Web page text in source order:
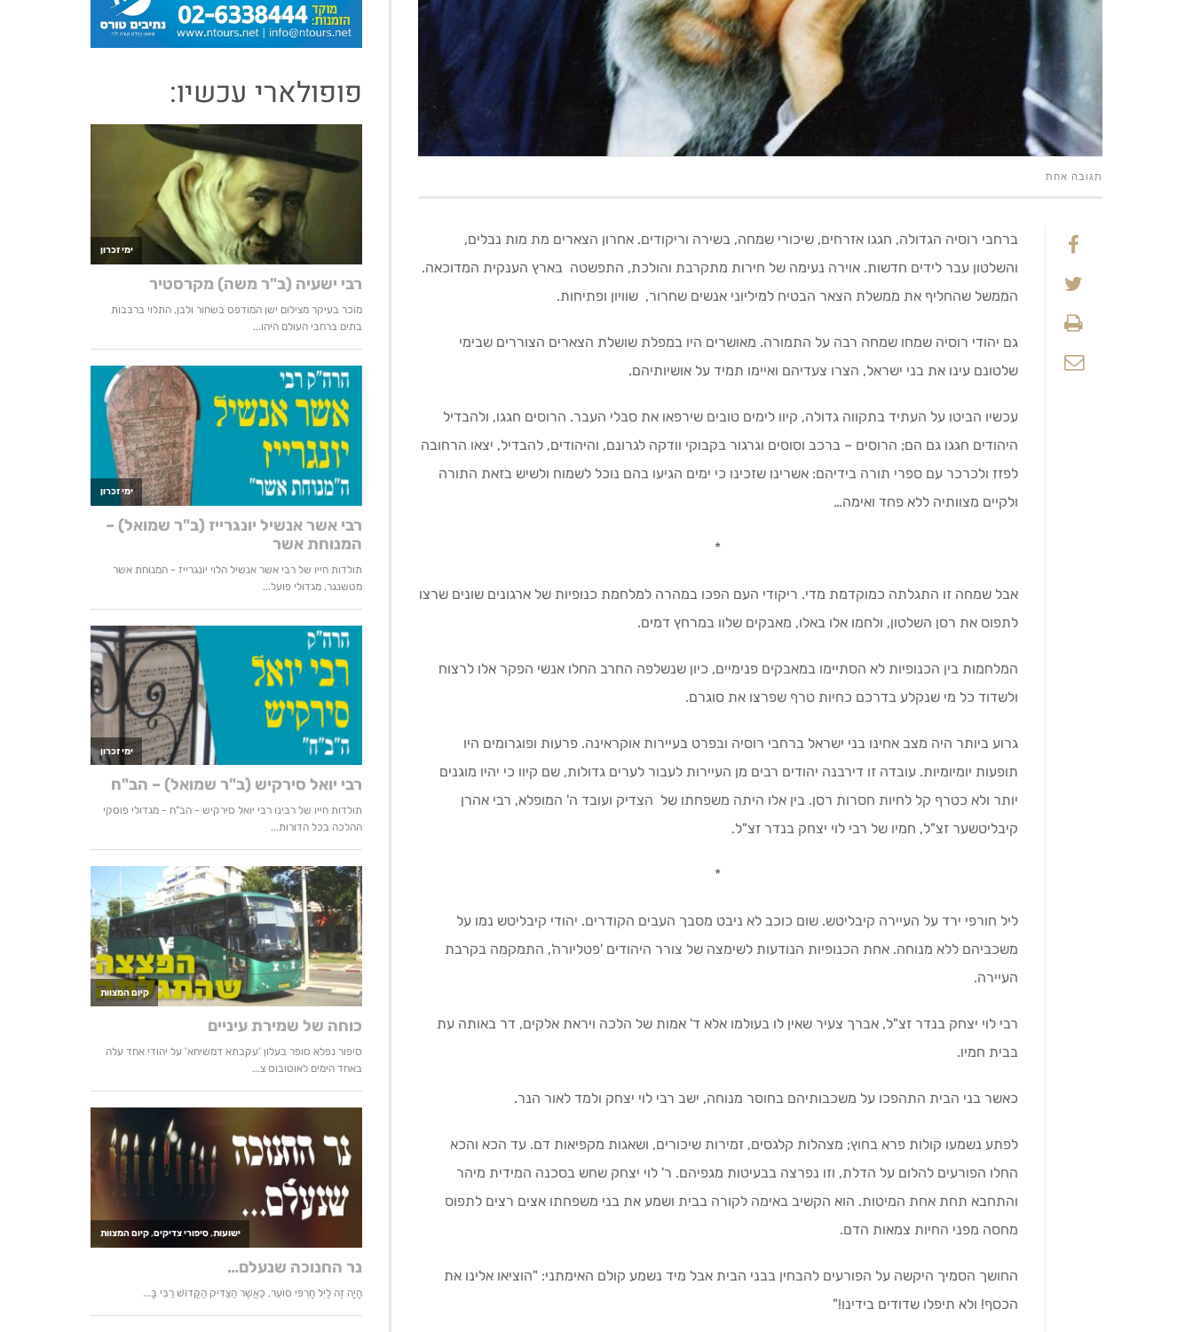
תגובה אחת
ברחבי רוסיה הגדולה, חגגו אזרחים, שיכורי שמחה, בשירה וריקודים. אחרון הצארים מת מות נבלים,
והשלטון עבר לידים חדשות. אוירה נעימה של חירות מתקרבת והולכת, התפשטה בארץ הענקית המדוכאה.
הממשל שהחליף את ממשלת הצאר הבטיח למיליוני אנשים שחרור, שוויון ופתיחות.
גם יהודי רוסיה שמחו שמחה רבה על התמורה. מאושרים היו במפלת שושלת הצארים הצוררים שבימי
שלטונם עינו את בני ישראל, הצרו צעדיהם ואיימו תמיד על אושיותיהם.
עכשיו הביטו על העתיד בתקווה גדולה, קיוו לימים טובים שירפאו את סבלי העבר. הרוסים חגגו, ולהבדיל
היהודים חגגו גם הם; הרוסים – ברכב וסוסים וגרגור בקבוקי וודקה לגרונם, והיהודים, להבדיל, יצאו הרחובה
לפזז ולכרכר עם ספרי תורה בידיהם: אשרינו שזכינו כי ימים הגיעו בהם נוכל לשמוח ולשיש בזאת התורה
ולקיים מצוותיה ללא פחד ואימה…
*
אבל שמחה זו התגלתה כמוקדמת מדי. ריקודי העם הפכו במהרה למלחמת כנופיות של ארגונים שונים שרצו
לתפוס את רסן השלטון, ולחמו אלו באלו, מאבקים שלוו במרחץ דמים.
המלחמות בין הכנופיות לא הסתיימו במאבקים פנימיים, כיון שנשלפה החרב החלו אנשי הפקר אלו לרצוח
ולשדוד כל מי שנקלע בדרכם כחיות טרף שפרצו את סוגרם.
גרוע ביותר היה מצב אחינו בני ישראל ברחבי רוסיה ובפרט בעיירות אוקראינה. פרעות ופוגרומים היו
תופעות יומיומיות. עובדה זו דירבנה יהודים רבים מן העיירות לעבור לערים גדולות, שם קיוו כי יהיו מוגנים
יותר ולא כטרף קל לחיות חסרות רסן. בין אלו היתה משפחתו של הצדיק ועובד ה' המופלא, רבי אהרן
קיבליטשער זצ"ל, חמיו של רבי לוי יצחק בנדר זצ"ל.
*
ליל חורפי ירד על העיירה קיבליטש. שום כוכב לא ניבט מסבך העבים הקודרים. יהודי קיבליטש נמו על
משכביהם ללא מנוחה. אחת הכנופיות הנודעות לשימצה של צורר היהודים 'פטליורה', התמקמה בקרבת
העיירה.
רבי לוי יצחק בנדר זצ"ל, אברך צעיר שאין לו בעולמו אלא ד' אמות של הלכה ויראת אלקים, דר באותה עת
בבית חמיו.
כאשר בני הבית התהפכו על משכבותיהם בחוסר מנוחה, ישב רבי לוי יצחק ולמד לאור הנר.
לפתע נשמעו קולות פרא בחוץ; מצהלות קלגסים, זמירות שיכורים, ושאגות מקפיאות דם. עד הכא והכא
החלו הפורעים להלום על הדלת, וזו נפרצה בבעיטות מגפיהם. ר' לוי יצחק שחש בסכנה המידית מיהר
והתחבא תחת אחת המיטות. הוא הקשיב באימה לקורה בבית ושמע את בני משפחתו אצים רצים לתפוס
מחסה מפני החיות צמאות הדם.
החושך הסמיך היקשה על הפורעים להבחין בבני הבית אבל מיד נשמע קולם האימתני: "הוציאו אלינו את
הכסף! ולא תיפלו שדודים בידינו!"
פופולארי עכשיו: